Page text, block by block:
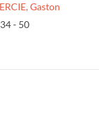
Gaston
- 50